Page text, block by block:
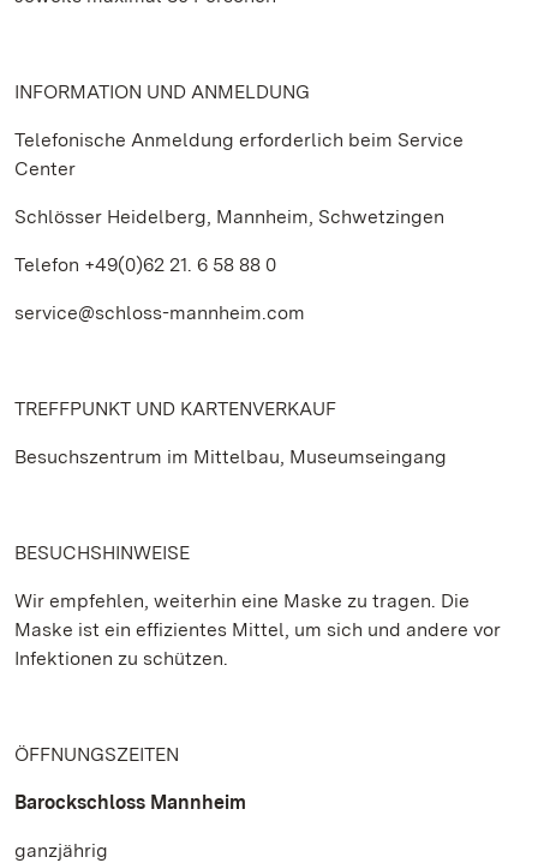
INFORMATION UND ANMELDUNG
Telefonische Anmeldung erforderlich beim Service
Center
Schlösser Heidelberg, Mannheim, Schwetzingen
Telefon +49(0)62 21. 6 58 88 0
service@schloss-mannheim.com
TREFFPUNKT UND KARTENVERKAUF
Besuchszentrum im Mittelbau, Museumseingang
BESUCHSHINWEISE
Wir empfehlen, weiterhin eine Maske zu tragen. Die
Maske ist ein effizientes Mittel, um sich und andere vor
Infektionen zu schützen.
ÖFFNUNGSZEITEN
Barockschloss Mannheim
ganzjährig